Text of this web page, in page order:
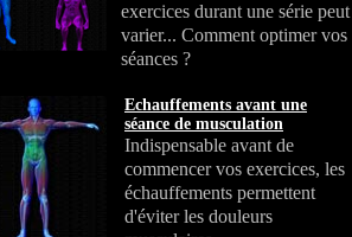
exercices durant une série peut
varier... Comment optimer vos
séances ?
Echauffements avant une
séance de musculation
Indispensable avant de
commencer vos exercices, les
échauffements permettent
d'éviter les douleurs